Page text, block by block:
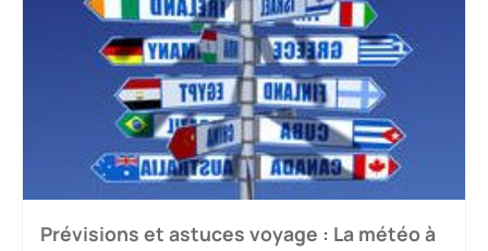
Prévisions et astuces voyage : La météo à